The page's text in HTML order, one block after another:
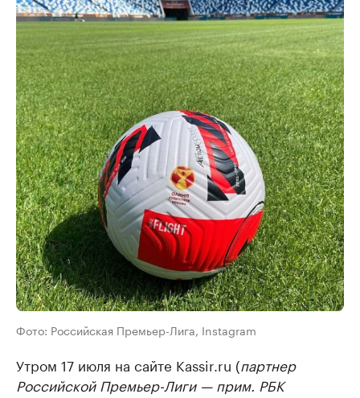
Фото: Российская Премьер-Лига, Instagram
Утром 17 июля на сайте Kassir.ru (партнер
Российской Премьер-Лиги — прим. РБК